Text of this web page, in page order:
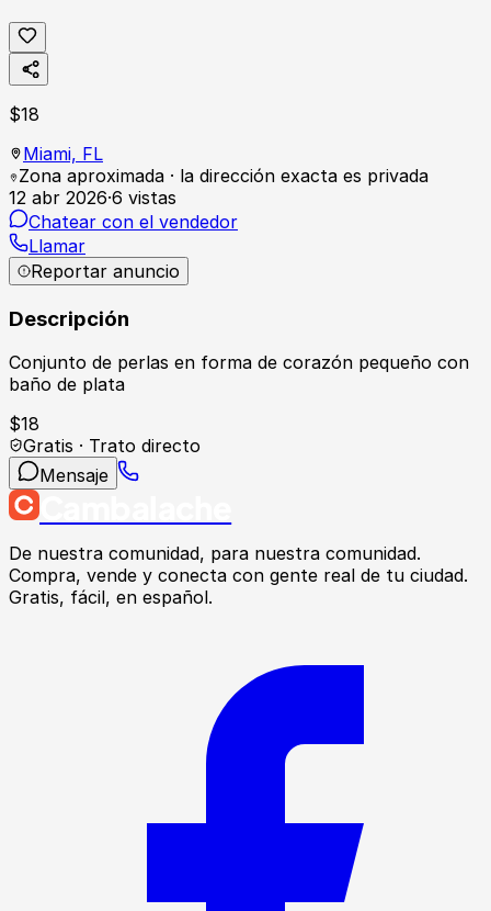
$18
Miami, FL
Zona aproximada · la dirección exacta es privada
12 abr 2026·6 vistas
Chatear con el vendedor
Llamar
Reportar anuncio
Descripción
Conjunto de perlas en forma de corazón pequeño con
baño de plata
$18
Gratis · Trato directo
Mensaje
De nuestra comunidad, para nuestra comunidad.
Compra, vende y conecta con gente real de tu ciudad.
Gratis, fácil, en español.